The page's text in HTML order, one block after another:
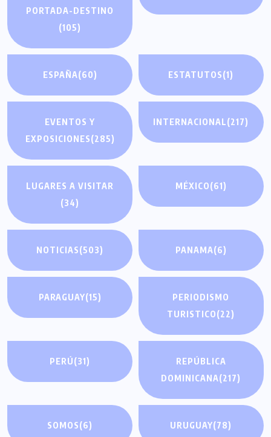
PORTADA-DESTINO
(105)
ESPAÑA(60) ESTATUTOS(1)
EVENTOS Y
EXPOSICIONES(285)
INTERNACIONAL(217)
LUGARES A VISITAR
(34)
MÉXICO(61)
NOTICIAS(503) PANAMA(6)
PARAGUAY(15)
PERIODISMO
TURISTICO(22)
PERÚ(31)
REPÚBLICA
DOMINICANA(217)
SOMOS(6) URUGUAY(78)